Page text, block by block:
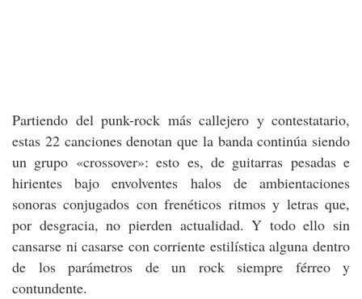
Partiendo del punk-rock más callejero y contestatario,
estas 22 canciones denotan que la banda continúa siendo
un grupo «crossover»: esto es, de guitarras pesadas e
hirientes bajo envolventes halos de ambientaciones
sonoras conjugados con frenéticos ritmos y letras que,
por desgracia, no pierden actualidad. Y todo ello sin
cansarse ni casarse con corriente estilística alguna dentro
de los parámetros de un rock siempre férreo y
contundente.